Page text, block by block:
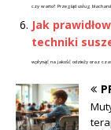
czy warto? Przegląd usług
Jak
techniki
wpłynąć na jakość odzieży oraz